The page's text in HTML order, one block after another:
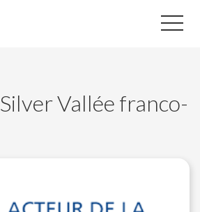
Silver Vallée franco-